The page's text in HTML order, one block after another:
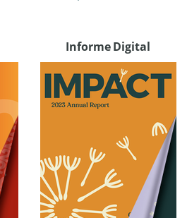
Informe Digital